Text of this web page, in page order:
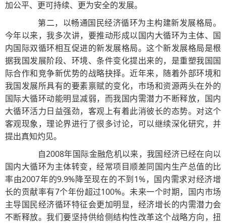
加公平、更可持续、更为安全的发展。
第二，以畅通国民经济循环为主构建新发展格局。
今年以来，我多次讲，要推动形成以国内大循环为主体、国
内国际双循环相互促进的新发展格局。这个新发展格局是根
据我国发展阶段、环境、条件变化提出来的，是重塑我国国
际合作和竞争新优势的战略抉择。近年来，随着外部环境和
我国发展所具有的要素禀赋的变化，市场和资源两头在外的
国际大循环动能明显减弱，而我国内需潜力不断释放，国内
大循环活力日益强劲，客观上有着此消彼长的态势。对这个
客观现象，理论界进行了很多讨论，可以继续深化研究，并
提出真知灼见。
自2008年国际金融危机以来，我国经济已经在向以
国内大循环为主体转变，经常项目顺差同国内生产总值的比
率由2007年的9.9%降至现在的不到1%，国内需求对经济增
长的贡献率有7个年份超过100%。未来一个时期，国内市场
主导国民经济循环特征会更加明显，经济增长的内需潜力会
不断释放。我们要坚持供给侧结构性改革这个战略方向，扭